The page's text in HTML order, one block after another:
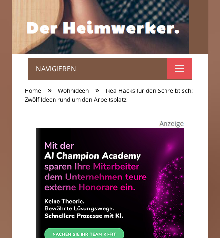
Der
Heimwerker.
NAVIGIEREN
Home » Wohnideen »
Ikea Hacks für den Schreibtisch:
Zwölf Ideen rund um den Arbeitsplatz